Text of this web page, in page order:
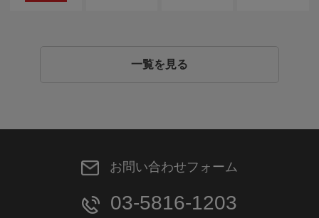
一覧を見る
お問い合わせフォーム
03-5816-1203